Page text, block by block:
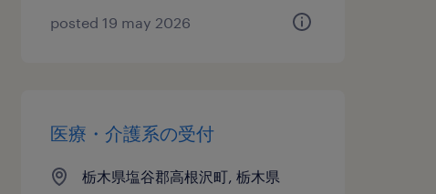
posted 19 may 2026
医療・介護系の受付
栃木県塩谷郡高根沢町, 栃木県